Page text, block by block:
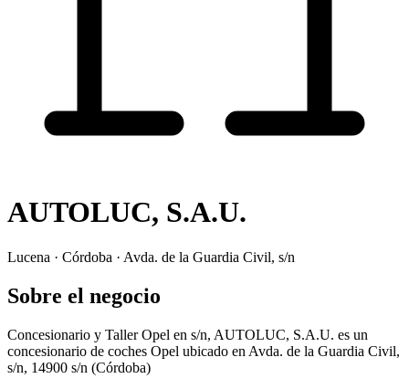
AUTOLUC, S.A.U.
Lucena · Córdoba · Avda. de la Guardia Civil, s/n
Sobre el negocio
Concesionario y Taller Opel en s/n, AUTOLUC, S.A.U. es un
concesionario de coches Opel ubicado en Avda. de la Guardia Civil,
s/n, 14900 s/n (Córdoba)